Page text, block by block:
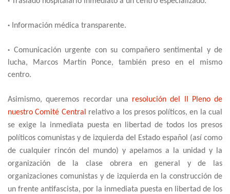
· Información médica transparente.
· Comunicación urgente con su compañero sentimental y de
lucha, Marcos Martín Ponce, también preso en el mismo
centro.
Asimismo, queremos recordar una resolución del II Pleno de
nuestro Comité Central
relativo a los presos políticos, en la cual
se exige la inmediata puesta en libertad de todos los presos
políticos comunistas y de izquierda del Estado español (así como
de cualquier rincón del mundo) y apelamos a la unidad y la
organización de la clase obrera en general y de las
organizaciones comunistas y de izquierda en la construcción de
un frente antifascista, por la inmediata puesta en libertad de los